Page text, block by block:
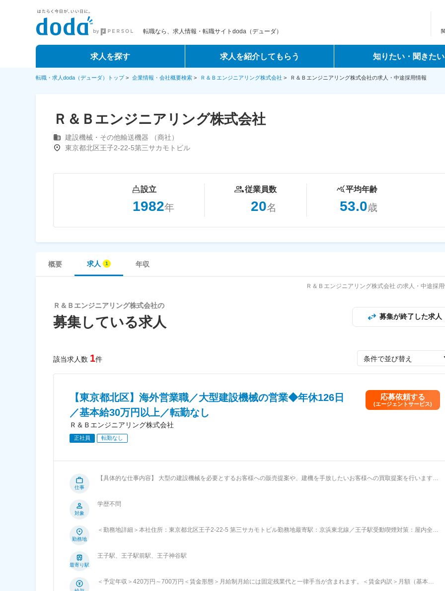
転職なら、求人情報・転職サイトdoda（デューダ）
求人を探す 求人を紹介してもらう 知りたい・聞きたい
転職・求人doda（デューダ）トップ> 企業情報・会社概要検索 > Ｒ＆Ｂエンジニアリング株式会社 > Ｒ＆Ｂエンジニアリング株式会社の求人・中途採用情報
Ｒ＆Ｂエンジニアリング株式会社
建設機械・その他輸送機器 （商社）
東京都北区王子2-22-5第三サカモトビル
設立
1982年
従業員数
20名
平均年齢
53.0歳
概要 求人 年収
Ｒ＆Ｂエンジニアリング株式会社 の求人・中途採
Ｒ＆Ｂエンジニアリング株式会社の
募集している求人 募集が終了した求人
該当求人数 1件 条件で並び替え
【東京都北区】海外営業職／大型建設機械の営業◆年休126日
／基本給30万円以上／転勤なし
Ｒ＆Ｂエンジニアリング株式会社
応募依頼する
(エージェントサービス)
正社員 転勤なし
仕事
【具体的な仕事内容】 大型の建設機械を必要とするお客様への販売提案や、建機を手放したいお客様への買取提案を行います。
内容、スケジュール管理から、新規開拓まで全て自分で決められる自由度あり 【業務内容】 既存顧客メインに大型建機の販売・
部品等。 ●顧客について 国内外の大手ゼネコン、建設会社、貿易会社などがメイン顧客。国内出張あり。 ●海外営業の頻度につ
されている現場に出向いたりしながら、知識習得。営業提案の場にも同席。 後、徐々に既存のお客様を引き継ぎ、新規顧客獲得
先に訪問する形の営業活動 お客様から声がかかり訪問する場合や、定期的に訪問する企業もあります。 多くが日帰りでの訪問、
対象
学歴不問
勤務地
＜勤務地詳細＞本社住所：東京都北区王子2-22-5 第三サカモトビル勤務地最寄駅：京浜東北線／王子駅受動喫煙対策：屋内全面
最寄り駅
王子駅、王子駅前駅、王子神谷駅
＜予定年収＞420万円～700万円＜賃金形態＞月給制月給には固定残業代と一律手当が含まれます。＜賃金内訳＞月額（基本